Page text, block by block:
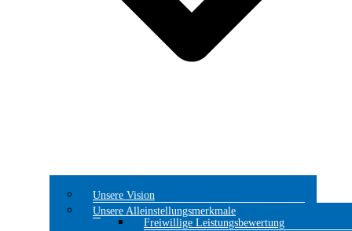
Unsere Vision
Unsere Alleinstellungsmerkmale
Freiwillige Leistungsbewertung